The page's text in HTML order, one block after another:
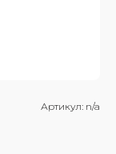
Артикул: n/a